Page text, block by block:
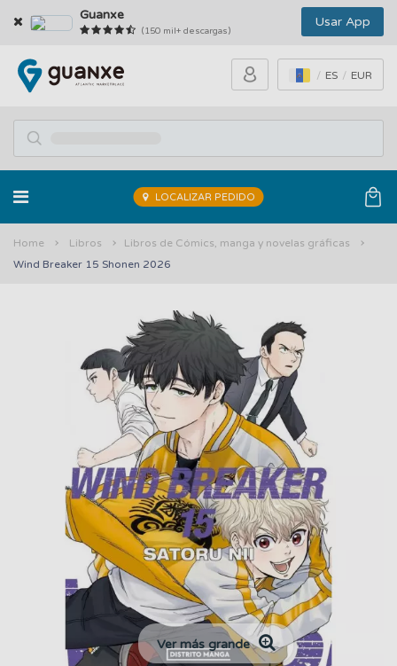
Guanxe
(150 mil+ descargas)
Usar App
ES EUR
LOCALIZAR PEDIDO
Home Libros
Libros de Cómics, manga y novelas gráficas
Wind Breaker 15 Shonen 2026
Ver más grande